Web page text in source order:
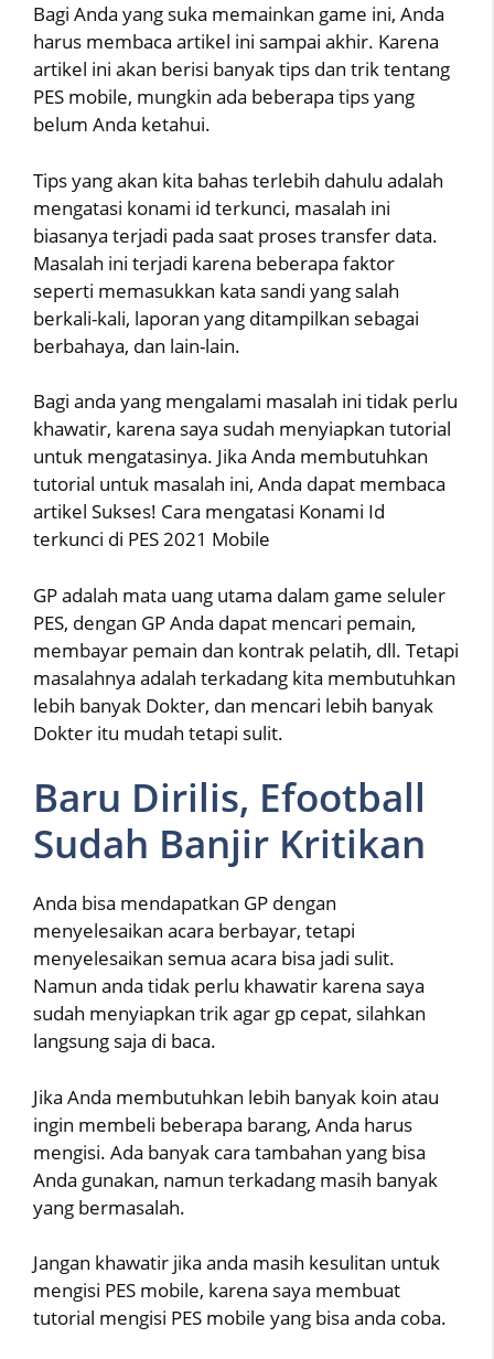
Bagi Anda yang suka memainkan game ini, Anda
harus membaca artikel ini sampai akhir. Karena
artikel ini akan berisi banyak tips dan trik tentang
PES mobile, mungkin ada beberapa tips yang
belum Anda ketahui.
Tips yang akan kita bahas terlebih dahulu adalah
mengatasi konami id terkunci, masalah ini
biasanya terjadi pada saat proses transfer data.
Masalah ini terjadi karena beberapa faktor
seperti memasukkan kata sandi yang salah
berkali-kali, laporan yang ditampilkan sebagai
berbahaya, dan lain-lain.
Bagi anda yang mengalami masalah ini tidak perlu
khawatir, karena saya sudah menyiapkan tutorial
untuk mengatasinya. Jika Anda membutuhkan
tutorial untuk masalah ini, Anda dapat membaca
artikel Sukses! Cara mengatasi Konami Id
terkunci di PES 2021 Mobile
GP adalah mata uang utama dalam game seluler
PES, dengan GP Anda dapat mencari pemain,
membayar pemain dan kontrak pelatih, dll. Tetapi
masalahnya adalah terkadang kita membutuhkan
lebih banyak Dokter, dan mencari lebih banyak
Dokter itu mudah tetapi sulit.
Baru Dirilis, Efootball
Sudah Banjir Kritikan
Anda bisa mendapatkan GP dengan
menyelesaikan acara berbayar, tetapi
menyelesaikan semua acara bisa jadi sulit.
Namun anda tidak perlu khawatir karena saya
sudah menyiapkan trik agar gp cepat, silahkan
langsung saja di baca.
Jika Anda membutuhkan lebih banyak koin atau
ingin membeli beberapa barang, Anda harus
mengisi. Ada banyak cara tambahan yang bisa
Anda gunakan, namun terkadang masih banyak
yang bermasalah.
Jangan khawatir jika anda masih kesulitan untuk
mengisi PES mobile, karena saya membuat
tutorial mengisi PES mobile yang bisa anda coba.